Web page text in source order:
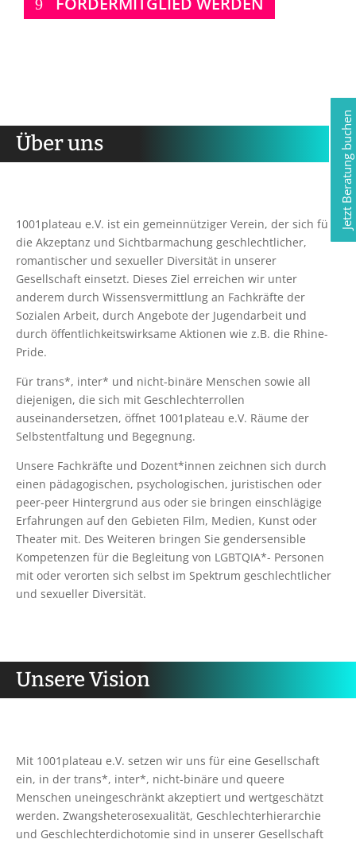
Über uns
1001plateau e.V. ist ein gemeinnütziger Verein, der sich für
die Akzeptanz und Sichtbarmachung geschlechtlicher,
romantischer und sexueller Diversität in unserer
Gesellschaft einsetzt. Dieses Ziel erreichen wir unter
anderem durch Wissensvermittlung an Fachkräfte der
Sozialen Arbeit, durch Angebote der Jugendarbeit und
durch öffentlichkeitswirksame Aktionen wie z.B. die Rhine-
Pride.
Für trans*, inter* und nicht-binäre Menschen sowie all
diejenigen, die sich mit Geschlechterrollen
auseinandersetzen, öffnet 1001plateau e.V. Räume der
Selbstentfaltung und Begegnung.
Unsere Fachkräfte und Dozent*innen zeichnen sich durch
einen pädagogischen, psychologischen, juristischen oder
peer-peer Hintergrund aus oder sie bringen einschlägige
Erfahrungen auf den Gebieten Film, Medien, Kunst oder
Theater mit. Des Weiteren bringen Sie gendersensible
Kompetenzen für die Begleitung von LGBTQIA*- Personen
mit oder verorten sich selbst im Spektrum geschlechtlicher
und sexueller Diversität.
Unsere Vision
Mit 1001plateau e.V. setzen wir uns für eine Gesellschaft
ein, in der trans*, inter*, nicht-binäre und queere
Menschen uneingeschränkt akzeptiert und wertgeschätzt
werden. Zwangsheterosexualität, Geschlechterhierarchie
und Geschlechterdichotomie sind in unserer Gesellschaft
Jetzt Beratung buchen